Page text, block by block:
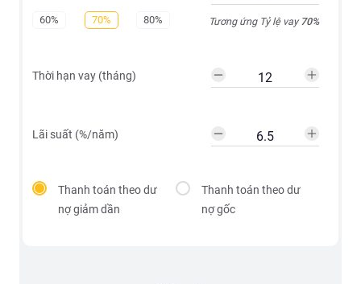
60% 70% 80% Tương ứng Tỷ lệ vay70%
Thời hạn vay (tháng)
Lãi suất (%/năm)
Thanh toán theo dư
nợ giảm dần
Thanh toán theo dư
nợ gốc